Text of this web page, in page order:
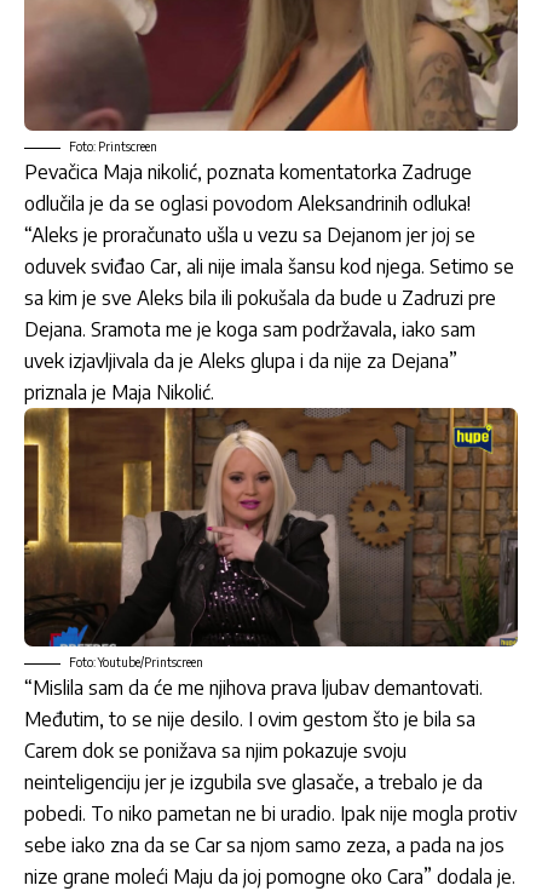
Foto: Printscreen
Pevačica Maja nikolić, poznata komentatorka Zadruge
odlučila je da se oglasi povodom Aleksandrinih odluka!
“Aleks je proračunato ušla u vezu sa Dejanom jer joj se
oduvek sviđao Car, ali nije imala šansu kod njega. Setimo se
sa kim je sve Aleks bila ili pokušala da bude u Zadruzi pre
Dejana. Sramota me je koga sam podržavala, iako sam
uvek izjavljivala da je Aleks glupa i da nije za Dejana”
priznala je Maja Nikolić.
Foto: Youtube/Printscreen
“Mislila sam da će me njihova prava ljubav demantovati.
Međutim, to se nije desilo. I ovim gestom što je bila sa
Carem dok se ponižava sa njim pokazuje svoju
neinteligenciju jer je izgubila sve glasače, a trebalo je da
pobedi. To niko pametan ne bi uradio. Ipak nije mogla protiv
sebe iako zna da se Car sa njom samo zeza, a pada na jos
nize grane moleći Maju da joj pomogne oko Cara” dodala je.